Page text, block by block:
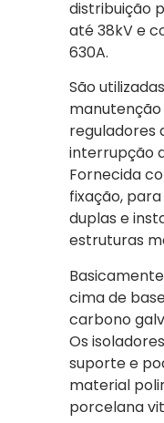
distribuição
até 38kV e
630A.
São
reguladores
interrupção
Fornecida
fixação,
duplas e
estruturas
cima de
carbono
Os
suporte e
material
porcelana